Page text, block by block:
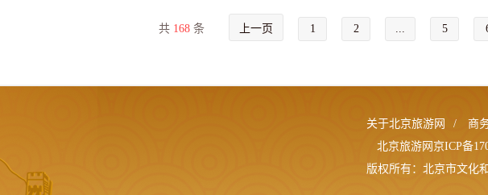
共 168 条 上一页 1 2 ... 5
关于北京旅游网 / 商
北京旅游网京ICP备
版权所有：北京市文化